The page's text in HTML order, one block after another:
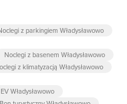
z parkingiem Władysławowo
Noclegi z basenem Władysławowo
z klimatyzacją Władysławowo
Władysławowo